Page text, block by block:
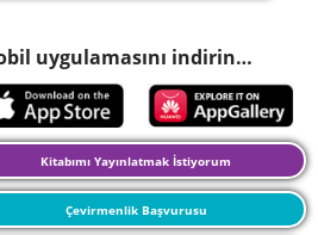
uygulamasını indirin…
Kitabımı Yayınlatmak İstiyorum
Çevirmenlik Başvurusu